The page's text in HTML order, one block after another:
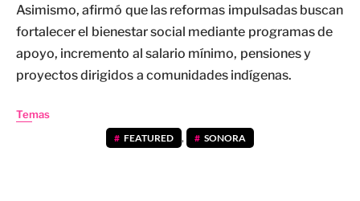
Asimismo, afirmó que las reformas impulsadas buscan
fortalecer el bienestar social mediante programas de
apoyo, incremento al salario mínimo, pensiones y
proyectos dirigidos a comunidades indígenas.
Temas
FEATURED , SONORA